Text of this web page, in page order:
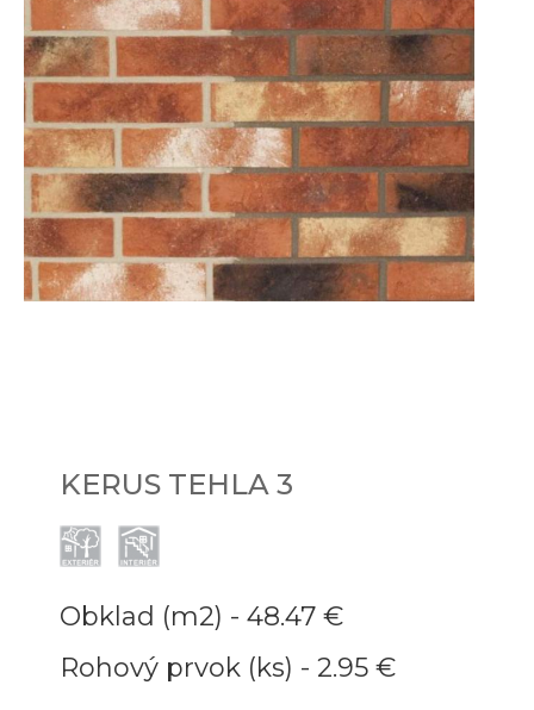
KERUS TEHLA 3
Obklad (m2) - 48.47 €
Rohový prvok (ks) - 2.95 €